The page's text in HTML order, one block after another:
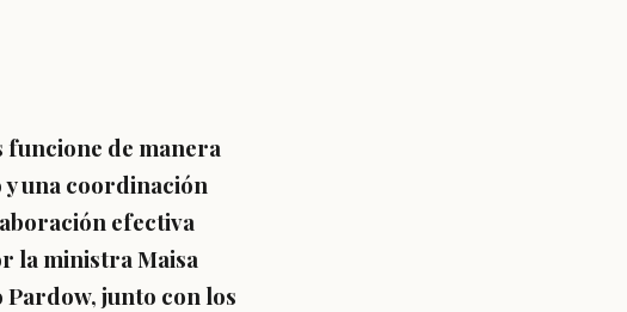
de manera
una coordinación
efectiva
la ministra Maisa
junto con los